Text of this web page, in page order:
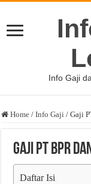
Info Gaji
Home / Info Gaji / Gaji
Gaji PT BPR
Daftar Isi